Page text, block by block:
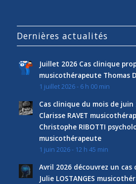
Dernières actualités
Juillet 2026 Cas clinique
musicothérapeute Thomas
1 juillet 2026 - 6 h 00 min
Cas clinique du mois de juin
Clarisse RAVET
Christophe RIBOTTI
musicothérapeute
1 juin 2026 - 12 h 45 min
Avril 2026 découvrez un
Julie LOSTANGES